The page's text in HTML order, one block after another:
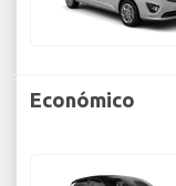
Económico